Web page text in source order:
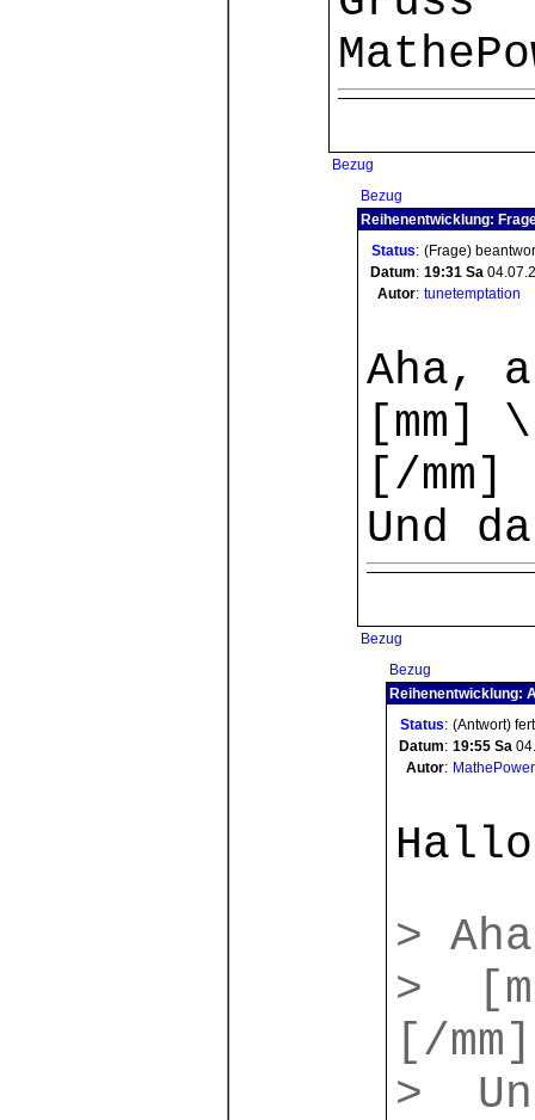
Bezug
Bezug
Reihenentwicklung:
Status: (Frage)
Datum: 19:31 Sa
Autor: tunetemptation
Aha,
[mm]
[/mm]
Und
Bezug
Bezug
Reihenentwicklung:
Status: (Antwort)
Datum: 19:55 Sa
Autor: MathePower
>
>
[/mm]
>